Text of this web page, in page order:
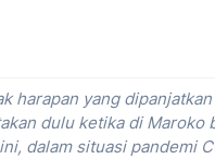
harapan yang
dulu ketika di Maroko
dalam situasi pandemi